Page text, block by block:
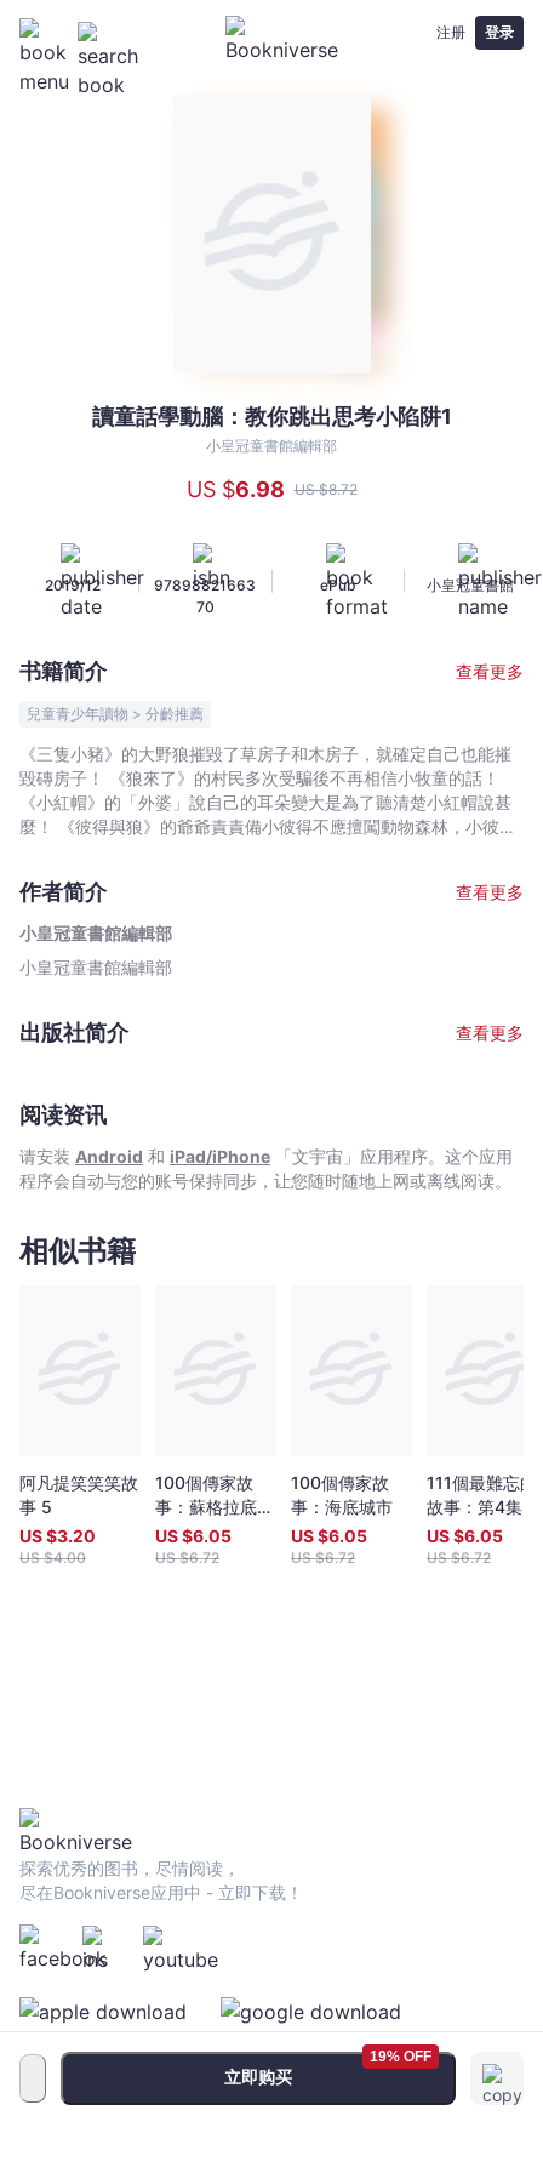
注册 登录
出
思
小
陷
阱
-
皇
冠
書
輯
部
-
宇
宙
讀童話學動腦：教你跳出思考小陷阱1
小皇冠童書館編輯部
US $6.98 US $8.72
2019/12 |
97898821663
70
ePub 小皇冠童書館
书籍简介 查看更多
兒童青少年讀物 > 分齡推薦
《三隻小豬》的大野狼摧毀了草房子和木房子，就確定自己也能摧
毀磚房子！ 《狼來了》的村民多次受騙後不再相信小牧童的話！
《小紅帽》的「外婆」說自己的耳朵變大是為了聽清楚小紅帽說甚
麼！ 《彼得與狼》的爺爺責責備小彼得不應擅闖動物森林，小彼得
經典童話故事，讓小朋友輕鬆學習如何避開以上的思考陷阱。 本書
借用四個家喻戶曉的童話故事，通過有趣的故事情節和生動有趣的
插圖，把諸多思考謬誤抽絲剝繭，每個故事更特設︰ • 「故事中的
思考小陷阱！」︰通過故事情節，利用簡單易明的文字引導小朋友
思考陷阱的定義，並附以生活例子加以說明。 為進一步提升小朋友
的思考力，加深對思考小陷阱的認識，本書更在每個故事後附設各
專家！
作者简介
查看更多
小皇冠童書館編輯部
小皇冠童書館編輯部
出版社简介 查看更多
阅读资讯
请安装 Android 和 iPad/iPhone 「文宇宙」应用程序。这个应用
程序会自动与您的账号保持同步，让您随时随地上网或离线阅读。
相似书籍
阿凡提笑笑笑故
事 5
US $3.20
US $4.00
100個傳家故
事：蘇格拉底的
智慧
US $6.05
US $6.72
100個傳家故
事：海底城市
US $6.05
US $6.72
111個最難忘的
故事：第4集 十
二扇窗
US $6.05
US $6.72
立即购买
19% OFF
探索优秀的图书，尽情阅读，
尽在Bookniverse应用中 - 立即下载！